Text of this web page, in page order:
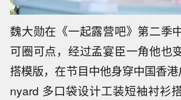
魏大勋在《一起露营吧》第二季
可圈可点，经过孟宴臣一角他也
搭模版，在节目中他身穿中国香
nyard 多口袋设计工装短袖衬衫